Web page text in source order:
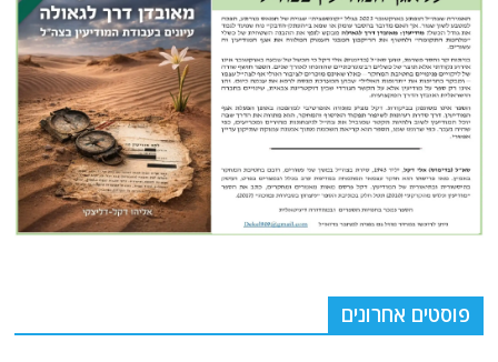
פוסטים אחרונים